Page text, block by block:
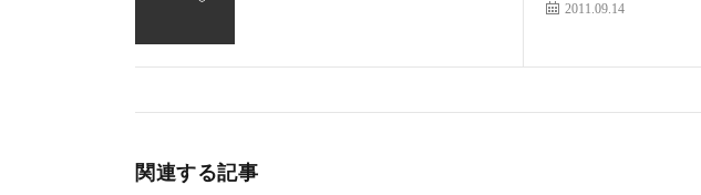
2011.09.14
関連する記事